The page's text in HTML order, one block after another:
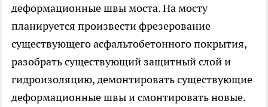
деформационные швы моста. На мосту
планируется произвести фрезерование
существующего асфальтобетонного покрытия,
разобрать существующий защитный слой и
гидроизоляцию, демонтировать существующие
деформационные швы и смонтировать новые.